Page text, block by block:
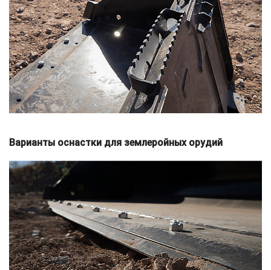
Варианты оснастки для землеройных орудий